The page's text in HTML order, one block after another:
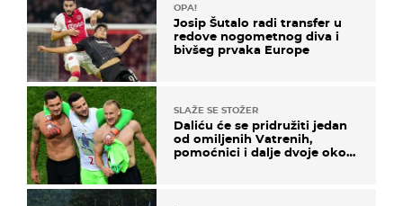
OPA!
Josip Šutalo radi transfer u
redove nogometnog diva i
bivšeg prvaka Europe
SLAŽE SE STOŽER
Daliću će se pridružiti jedan
od omiljenih Vatrenih,
pomoćnici i dalje dvoje oko